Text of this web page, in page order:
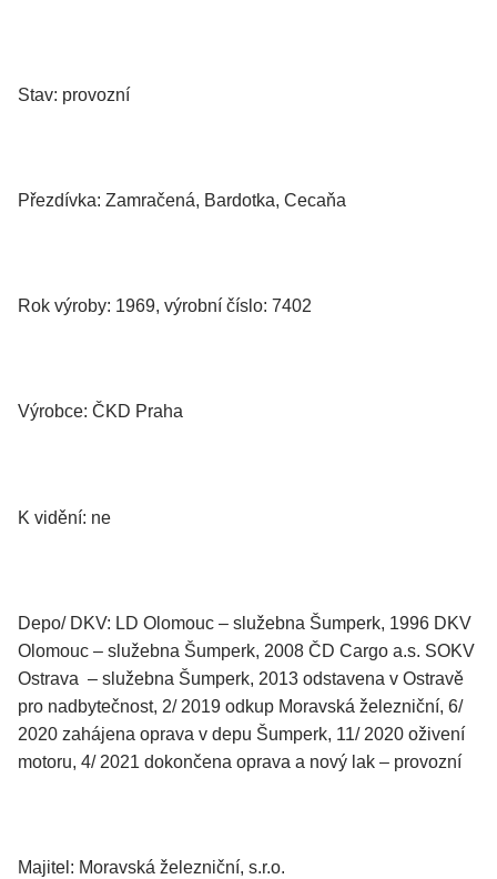
Stav: provozní
Přezdívka: Zamračená, Bardotka, Cecaňa
Rok výroby: 1969, výrobní číslo: 7402
Výrobce: ČKD Praha
K vidění: ne
Depo/ DKV: LD Olomouc – služebna Šumperk, 1996 DKV
Olomouc – služebna Šumperk, 2008 ČD Cargo a.s. SOKV
Ostrava – služebna Šumperk, 2013 odstavena v Ostravě
pro nadbytečnost, 2/ 2019 odkup Moravská železniční, 6/
2020 zahájena oprava v depu Šumperk, 11/ 2020 oživení
motoru, 4/ 2021 dokončena oprava a nový lak – provozní
Majitel: Moravská železniční, s.r.o.